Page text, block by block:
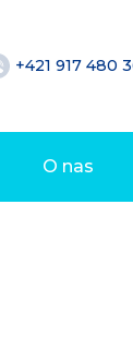
+421 917 480
O nas